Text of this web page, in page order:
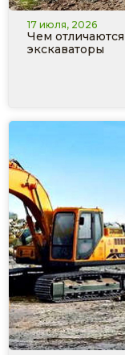
17 июля, 2026
Чем
экскаваторы